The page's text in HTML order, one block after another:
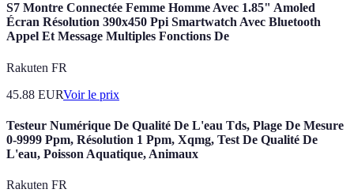
S7 Montre Connectée Femme Homme Avec 1.85" Amoled
Écran Résolution 390x450 Ppi Smartwatch Avec Bluetooth
Appel Et Message Multiples Fonctions De
Rakuten FR
45.88 EURVoir le prix
Testeur Numérique De Qualité De L'eau Tds, Plage De Mesure
0-9999 Ppm, Résolution 1 Ppm, Xqmg, Test De Qualité De
L'eau, Poisson Aquatique, Animaux
Rakuten FR